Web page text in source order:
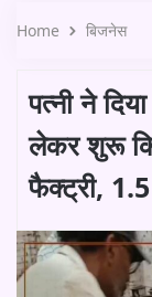
Home बिजनेस
पत्नी ने
लेकर शुरू
फैक्ट्री,